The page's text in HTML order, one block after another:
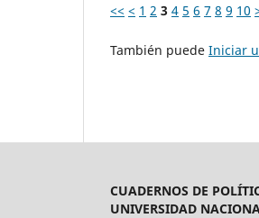
<< < 1 2 3 4 5 6 7 8 9 10
También puede Iniciar
CUADERNOS DE
UNIVERSIDAD